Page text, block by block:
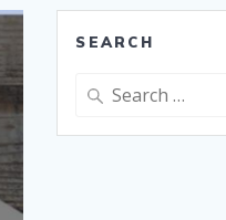
SEARCH
Search